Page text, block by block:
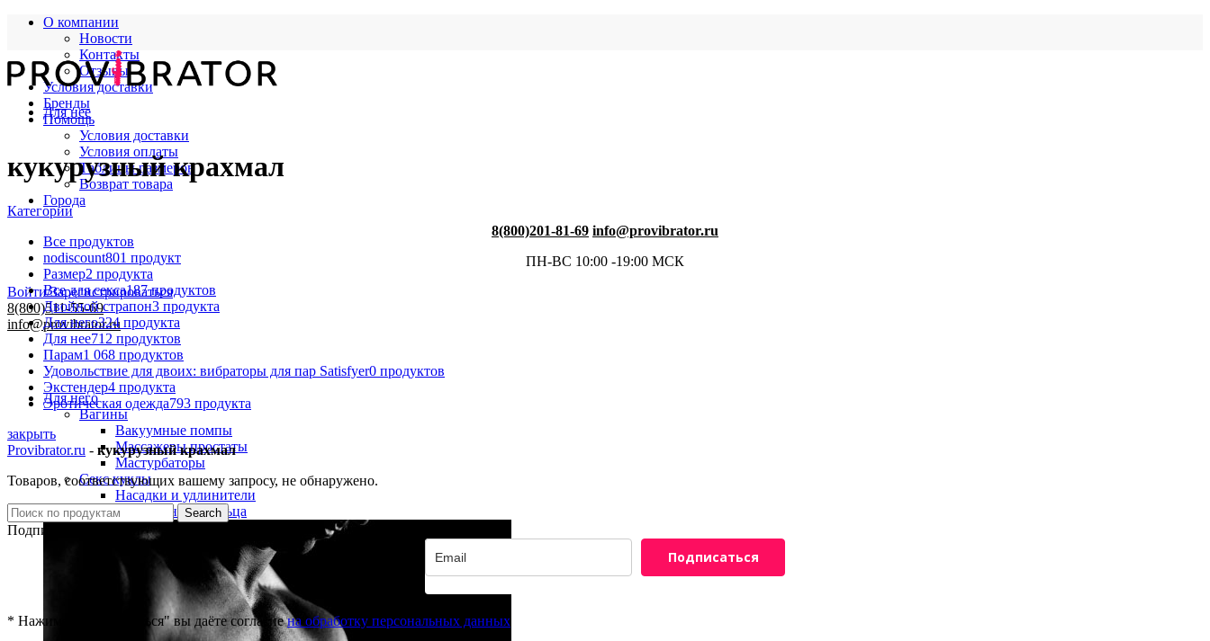
О компании
Новости
Контакты
Отзывы
Условия доставки
Бренды
Помощь
Условия доставки
Условия оплаты
Таблицы размеров
Возврат товара
Города
8(800)201-81-69 info@provibrator.ru
ПН-ВС 10:00 -19:00 МСК
Войти/Зарегистрироваться
8(800)511-55-69
info@provibrator.ru
Для нее
Для него
Вагины
Вакуумные помпы
Массажеры простаты
Мастурбаторы
Секс куклы
Насадки и удлинители
Эрекционные кольца
кукурузный крахмал
Категории
Все продуктов
nodiscount801 продукт
Размер2 продукта
Все для секса187 продуктов
Двойной страпон3 продукта
Для него324 продукта
Для нее712 продуктов
Парам1 068 продуктов
Удовольствие для двоих: вибраторы для пар Satisfyer0 продуктов
Экстендер4 продукта
Эротическая одежда793 продукта
закрыть
Provibrator.ru - кукурузный крахмал
Товаров, соответствующих вашему запросу, не обнаружено.
Search
Подписка на новости
Подписаться
* Нажимая "Подписаться" вы даёте согласиена обработку персональных данных